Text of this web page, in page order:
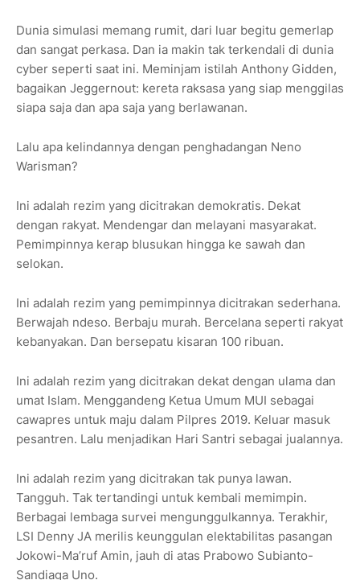
Dunia simulasi memang rumit, dari luar begitu gemerlap
dan sangat perkasa. Dan ia makin tak terkendali di dunia
cyber seperti saat ini. Meminjam istilah Anthony Gidden,
bagaikan Jeggernout: kereta raksasa yang siap menggilas
siapa saja dan apa saja yang berlawanan.
Lalu apa kelindannya dengan penghadangan Neno
Warisman?
Ini adalah rezim yang dicitrakan demokratis. Dekat
dengan rakyat. Mendengar dan melayani masyarakat.
Pemimpinnya kerap blusukan hingga ke sawah dan
selokan.
Ini adalah rezim yang pemimpinnya dicitrakan sederhana.
Berwajah ndeso. Berbaju murah. Bercelana seperti rakyat
kebanyakan. Dan bersepatu kisaran 100 ribuan.
Ini adalah rezim yang dicitrakan dekat dengan ulama dan
umat Islam. Menggandeng Ketua Umum MUI sebagai
cawapres untuk maju dalam Pilpres 2019. Keluar masuk
pesantren. Lalu menjadikan Hari Santri sebagai jualannya.
Ini adalah rezim yang dicitrakan tak punya lawan.
Tangguh. Tak tertandingi untuk kembali memimpin.
Berbagai lembaga survei mengunggulkannya. Terakhir,
LSI Denny JA merilis keunggulan elektabilitas pasangan
Jokowi-Ma’ruf Amin, jauh di atas Prabowo Subianto-
Sandiaga Uno.